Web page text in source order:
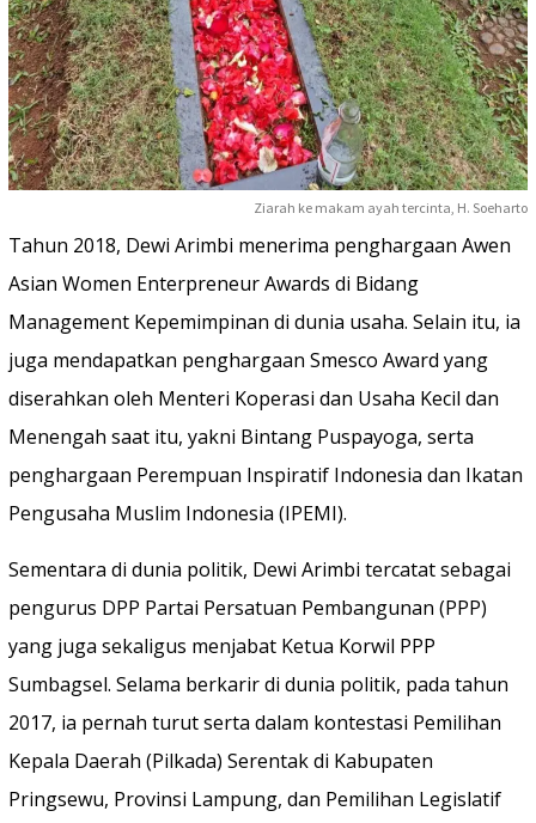
Ziarah ke makam ayah tercinta, H. Soeharto
Tahun 2018, Dewi Arimbi menerima penghargaan Awen
Asian Women Enterpreneur Awards di Bidang
Management Kepemimpinan di dunia usaha. Selain itu, ia
juga mendapatkan penghargaan Smesco Award yang
diserahkan oleh Menteri Koperasi dan Usaha Kecil dan
Menengah saat itu, yakni Bintang Puspayoga, serta
penghargaan Perempuan Inspiratif Indonesia dan Ikatan
Pengusaha Muslim Indonesia (IPEMI).
Sementara di dunia politik, Dewi Arimbi tercatat sebagai
pengurus DPP Partai Persatuan Pembangunan (PPP)
yang juga sekaligus menjabat Ketua Korwil PPP
Sumbagsel. Selama berkarir di dunia politik, pada tahun
2017, ia pernah turut serta dalam kontestasi Pemilihan
Kepala Daerah (Pilkada) Serentak di Kabupaten
Pringsewu, Provinsi Lampung, dan Pemilihan Legislatif